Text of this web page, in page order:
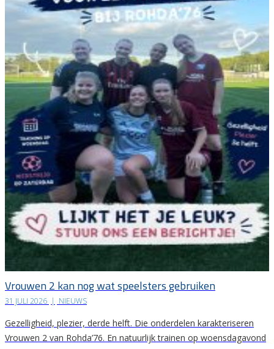
Vrouwen 2 kan nog wat speelsters gebruiken
31 JULI 2026 | NIEUWS
Gezelligheid, plezier, derde helft. Die onderdelen karakteriseren
Vrouwen 2 van Rohda’76. En natuurlijk trainen op woensdagavond